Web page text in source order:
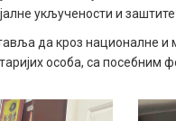
укључености и
да кроз националне
особа, са посебним